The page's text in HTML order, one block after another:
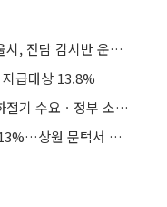
소비쿠폰 불법 ‘되팔기’ 막는다…서울시, 전담 감시반 운영 돌입
급대상 13.8%
나라셀라, 편의점 유통 품목 확대…하절기 수요ㆍ정부 소비쿠폰 수혜 선제적 대응
美 클래리티 법안 연내 통과 가능성 13%…상원 문턱서 제동